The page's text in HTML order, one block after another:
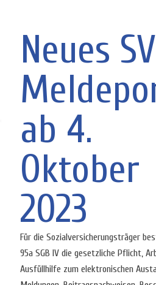
Neues
ab 4.
Oktober
2023
Für die Sozialversicherungsträger
95a SGB IV die gesetzliche Pflicht,
Ausfüllhilfe zum elektronischen